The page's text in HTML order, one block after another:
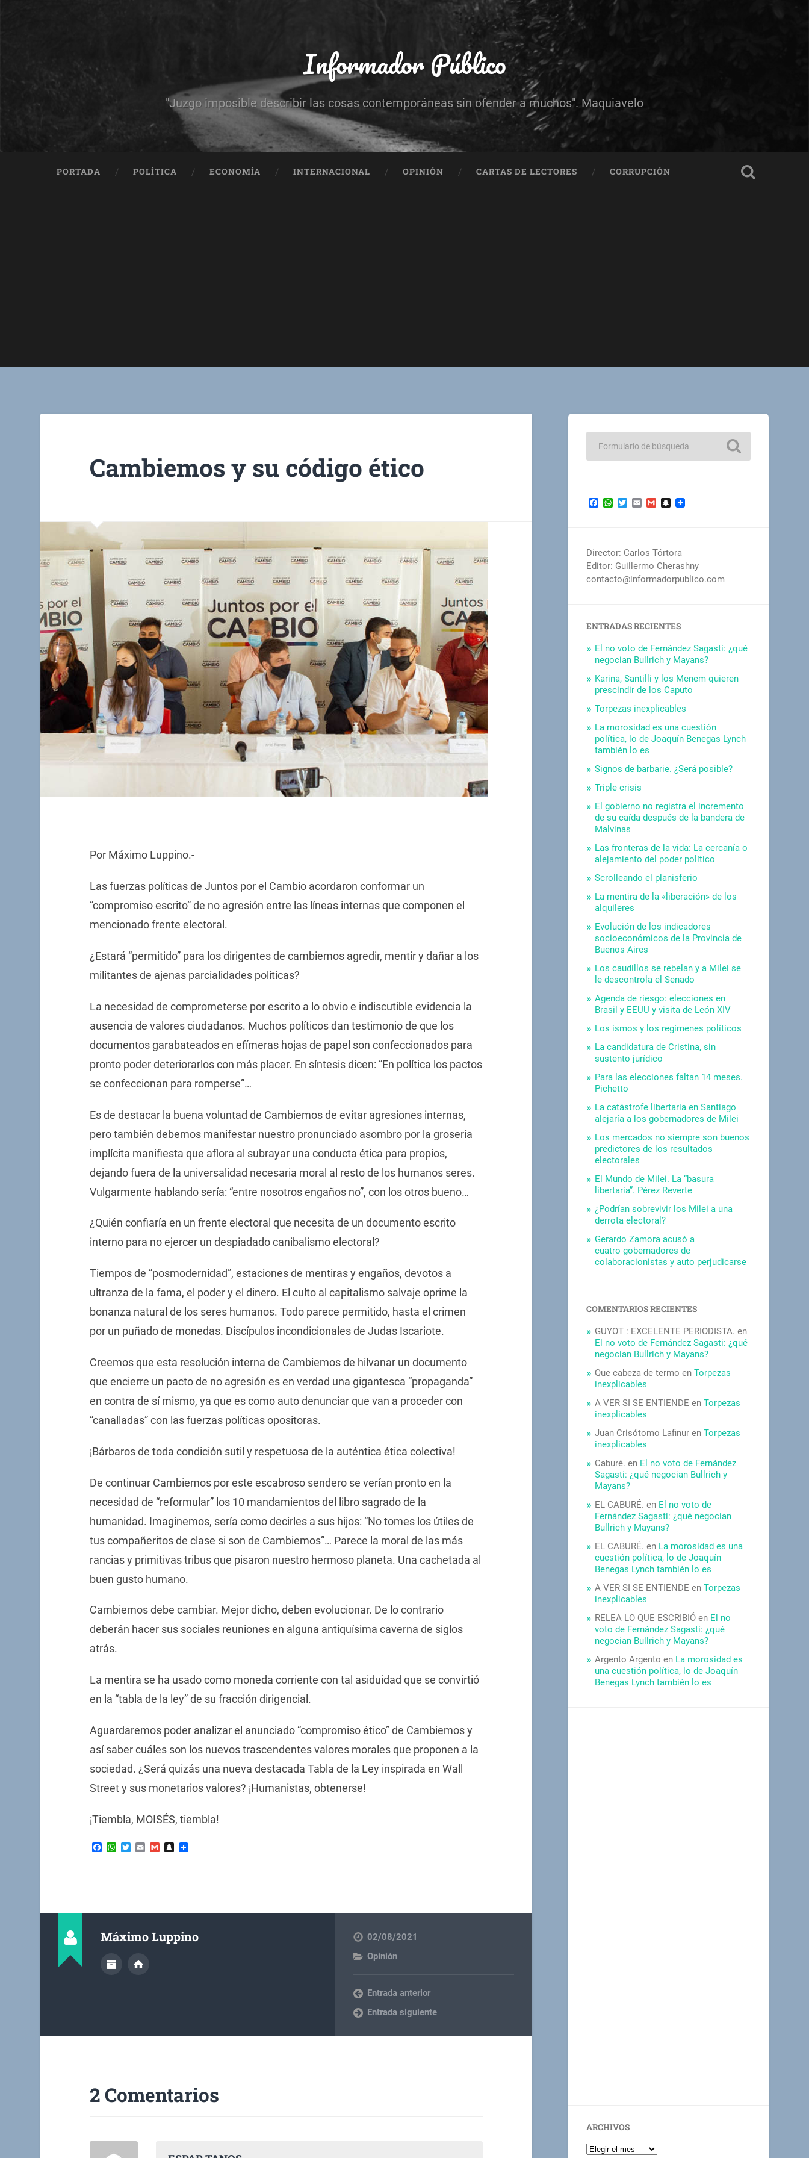
Informador Público
"Juzgo imposible describir las cosas contemporáneas sin ofender a muchos". Maquiavelo
PORTADA POLÍTICA ECONOMÍA INTERNACIONAL OPINIÓN CARTAS DE LECTORES CORRUPCIÓN
Cambiemos y su código ético
Por Máximo Luppino.-
Las fuerzas políticas de Juntos por el Cambio acordaron conformar un
“compromiso escrito” de no agresión entre las líneas internas que componen el
mencionado frente electoral.
¿Estará “permitido” para los dirigentes de cambiemos agredir, mentir y dañar a los
militantes de ajenas parcialidades políticas?
La necesidad de comprometerse por escrito a lo obvio e indiscutible evidencia la
ausencia de valores ciudadanos. Muchos políticos dan testimonio de que los
documentos garabateados en efímeras hojas de papel son confeccionados para
pronto poder deteriorarlos con más placer. En síntesis dicen: “En política los pactos
se confeccionan para romperse”…
Es de destacar la buena voluntad de Cambiemos de evitar agresiones internas,
pero también debemos manifestar nuestro pronunciado asombro por la grosería
implícita manifiesta que aflora al subrayar una conducta ética para propios,
dejando fuera de la universalidad necesaria moral al resto de los humanos seres.
Vulgarmente hablando sería: “entre nosotros engaños no”, con los otros bueno…
¿Quién confiaría en un frente electoral que necesita de un documento escrito
interno para no ejercer un despiadado canibalismo electoral?
Tiempos de “posmodernidad”, estaciones de mentiras y engaños, devotos a
ultranza de la fama, el poder y el dinero. El culto al capitalismo salvaje oprime la
bonanza natural de los seres humanos. Todo parece permitido, hasta el crimen
por un puñado de monedas. Discípulos incondicionales de Judas Iscariote.
Creemos que esta resolución interna de Cambiemos de hilvanar un documento
que encierre un pacto de no agresión es en verdad una gigantesca “propaganda”
en contra de sí mismo, ya que es como auto denunciar que van a proceder con
“canalladas” con las fuerzas políticas opositoras.
¡Bárbaros de toda condición sutil y respetuosa de la auténtica ética colectiva!
De continuar Cambiemos por este escabroso sendero se verían pronto en la
necesidad de “reformular” los 10 mandamientos del libro sagrado de la
humanidad. Imaginemos, sería como decirles a sus hijos: “No tomes los útiles de
tus compañeritos de clase si son de Cambiemos”… Parece la moral de las más
rancias y primitivas tribus que pisaron nuestro hermoso planeta. Una cachetada al
buen gusto humano.
Cambiemos debe cambiar. Mejor dicho, deben evolucionar. De lo contrario
deberán hacer sus sociales reuniones en alguna antiquísima caverna de siglos
atrás.
La mentira se ha usado como moneda corriente con tal asiduidad que se convirtió
en la “tabla de la ley” de su fracción dirigencial.
Aguardaremos poder analizar el anunciado “compromiso ético” de Cambiemos y
así saber cuáles son los nuevos trascendentes valores morales que proponen a la
sociedad. ¿Será quizás una nueva destacada Tabla de la Ley inspirada en Wall
Street y sus monetarios valores? ¡Humanistas, obtenerse!
¡Tiembla, MOISÉS, tiembla!
Facebook
WhatsApp
TwitterEmailGmailSnapchat
Máximo Luppino
02/08/2021
Opinión
Entrada anterior
Entrada siguiente
2 Comentarios
Facebook
WhatsApp
TwitterEmailGmailSnapchat
Director: Carlos Tórtora
Editor: Guillermo Cherashny
contacto@informadorpublico.com
ENTRADAS RECIENTES
El no voto de Fernández Sagasti: ¿qué
negocian Bullrich y Mayans?
Karina, Santilli y los Menem quieren
prescindir de los Caputo
Torpezas inexplicables
La morosidad es una cuestión
política, lo de Joaquín Benegas Lynch
también lo es
Signos de barbarie. ¿Será posible?
Triple crisis
El gobierno no registra el incremento
de su caída después de la bandera de
Malvinas
Las fronteras de la vida: La cercanía o
alejamiento del poder político
Scrolleando el planisferio
La mentira de la «liberación» de los
alquileres
Evolución de los indicadores
socioeconómicos de la Provincia de
Buenos Aires
Los caudillos se rebelan y a Milei se
le descontrola el Senado
Agenda de riesgo: elecciones en
Brasil y EEUU y visita de León XIV
Los ismos y los regímenes políticos
La candidatura de Cristina, sin
sustento jurídico
Para las elecciones faltan 14 meses.
Pichetto
La catástrofe libertaria en Santiago
alejaría a los gobernadores de Milei
Los mercados no siempre son buenos
predictores de los resultados
electorales
El Mundo de Milei. La “basura
libertaria”. Pérez Reverte
¿Podrían sobrevivir los Milei a una
derrota electoral?
Gerardo Zamora acusó a
cuatro gobernadores de
colaboracionistas y auto perjudicarse
COMENTARIOS RECIENTES
GUYOT : EXCELENTE PERIODISTA. en
El no voto de Fernández Sagasti: ¿qué
negocian Bullrich y Mayans?
Que cabeza de termo enTorpezas
inexplicables
A VER SI SE ENTIENDE enTorpezas
inexplicables
Juan Crisótomo Lafinur enTorpezas
inexplicables
Caburé. en El no voto de Fernández
Sagasti: ¿qué negocian Bullrich y
Mayans?
EL CABURÉ. en El no voto de
Fernández Sagasti: ¿qué negocian
Bullrich y Mayans?
EL CABURÉ. en La morosidad es una
cuestión política, lo de Joaquín
Benegas Lynch también lo es
A VER SI SE ENTIENDE enTorpezas
inexplicables
RELEA LO QUE ESCRIBIÓ en El no
voto de Fernández Sagasti: ¿qué
negocian Bullrich y Mayans?
Argento Argento en La morosidad es
una cuestión política, lo de Joaquín
Benegas Lynch también lo es
ARCHIVOS